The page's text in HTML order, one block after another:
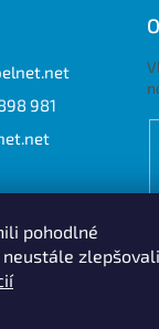
pohodlné
zlepšovali
981